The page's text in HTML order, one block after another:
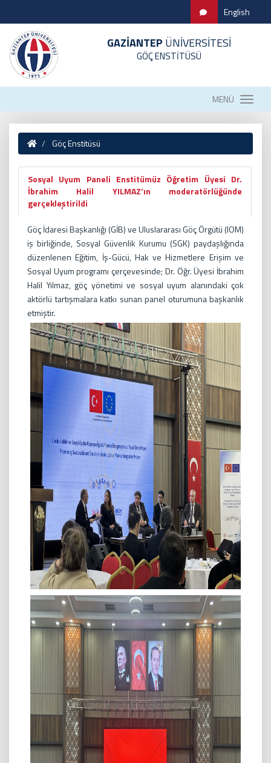
English
GAZİANTEP ÜNİVERSİTESİ
GÖÇ ENSTİTÜSÜ
MENÜ
Göç Enstitüsü
Sosyal Uyum Paneli Enstitümüz Öğretim Üyesi Dr.
İbrahim Halil YILMAZ’ın moderatörlüğünde
gerçekleştirildi
Göç İdaresi Başkanlığı (GİB) ve Uluslararası Göç Örgütü (IOM)
iş birliğinde, Sosyal Güvenlik Kurumu (SGK) paydaşlığında
düzenlenen Eğitim, İş-Gücü, Hak ve Hizmetlere Erişim ve
Sosyal Uyum programı çerçevesinde; Dr. Öğr. Üyesi İbrahim
Halil Yılmaz, göç yönetimi ve sosyal uyum alanındaki çok
aktörlü tartışmalara katkı sunan panel oturumuna başkanlık
etmiştir.